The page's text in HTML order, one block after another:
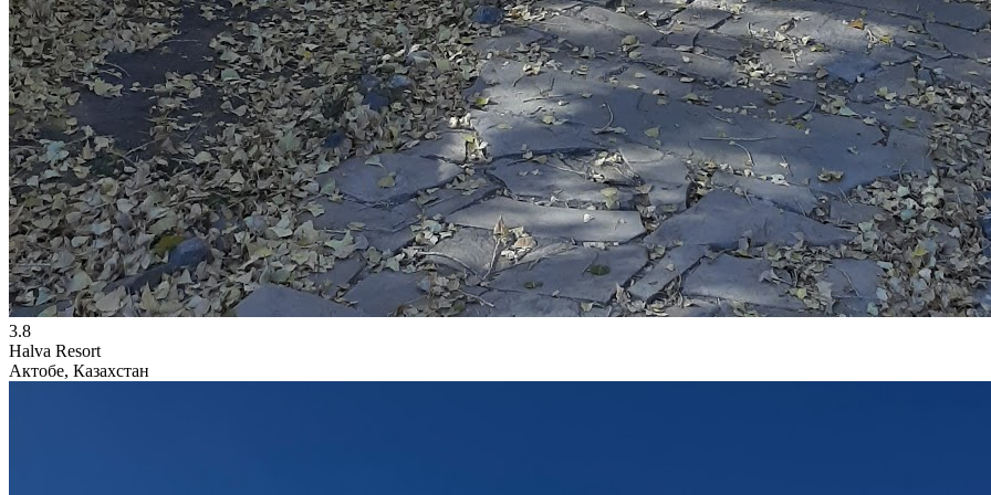
3.8
Halva Resort
Актобе, Казахстан